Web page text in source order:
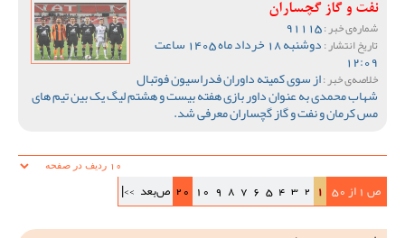
نفت و گاز گچساران
شماره‌ی خبر :
تاریخ انتشار : دوشنبه 18 خرداد ماه 1405 ساعت
12:09
خلاصه‌ی خبر :از سوی کمیته داوران فدراسیون فوتبال
شهاب محمدی به عنوان داور بازی هفته بیست و هشتم لیگ یک بین تیم های
مس کرمان و نفت و گاز گچساران معرفی شد.
ص 1 از 50 1
2
3
4
5
6
7
8
9
10
20 ص‌بعد >>|